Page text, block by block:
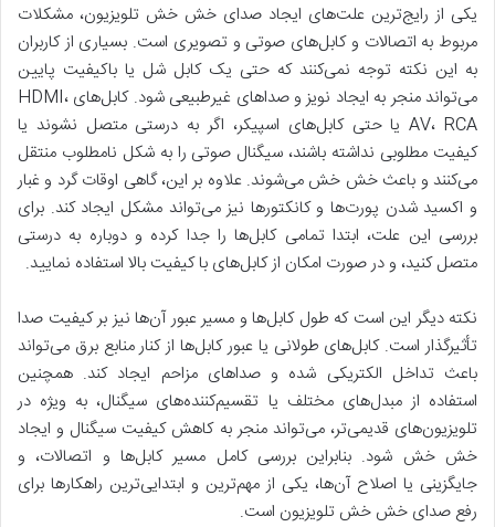
یکی از رایج‌ترین علت‌های ایجاد صدای خش خش تلویزیون، مشکلات
مربوط به اتصالات و کابل‌های صوتی و تصویری است. بسیاری از کاربران
به این نکته توجه نمی‌کنند که حتی یک کابل شل یا باکیفیت پایین
می‌تواند منجر به ایجاد نویز و صداهای غیرطبیعی شود. کابل‌های HDMI،
AV، RCA یا حتی کابل‌های اسپیکر، اگر به درستی متصل نشوند یا
کیفیت مطلوبی نداشته باشند، سیگنال صوتی را به شکل نامطلوب منتقل
می‌کنند و باعث خش خش می‌شوند. علاوه بر این، گاهی اوقات گرد و غبار
و اکسید شدن پورت‌ها و کانکتورها نیز می‌تواند مشکل ایجاد کند. برای
بررسی این علت، ابتدا تمامی کابل‌ها را جدا کرده و دوباره به درستی
متصل کنید، و در صورت امکان از کابل‌های با کیفیت بالا استفاده نمایید.
نکته دیگر این است که طول کابل‌ها و مسیر عبور آن‌ها نیز بر کیفیت صدا
تأثیرگذار است. کابل‌های طولانی یا عبور کابل‌ها از کنار منابع برق می‌تواند
باعث تداخل الکتریکی شده و صداهای مزاحم ایجاد کند. همچنین
استفاده از مبدل‌های مختلف یا تقسیم‌کننده‌های سیگنال، به ویژه در
تلویزیون‌های قدیمی‌تر، می‌تواند منجر به کاهش کیفیت سیگنال و ایجاد
خش خش شود. بنابراین بررسی کامل مسیر کابل‌ها و اتصالات، و
جایگزینی یا اصلاح آن‌ها، یکی از مهم‌ترین و ابتدایی‌ترین راهکارها برای
رفع صدای خش خش تلویزیون است.